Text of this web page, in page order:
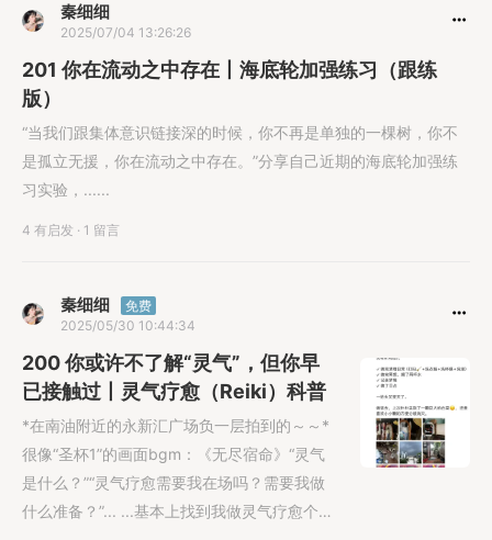
秦细细
2025/07/04 13:26:26
201 你在流动之中存在丨海底轮加强练习（跟练
版）
“当我们跟集体意识链接深的时候，你不再是单独的一棵树，你不
是孤立无援，你在流动之中存在。”分享自己近期的海底轮加强练
习实验，......
4 有启发 · 1 留言
秦细细
免费
2025/05/30 10:44:34
200 你或许不了解“灵气”，但你早
已接触过丨灵气疗愈（Reiki）科普
*在南油附近的永新汇广场负一层拍到的～～*
很像“圣杯1”的画面bgm：《无尽宿命》“灵气
是什么？”“灵气疗愈需要我在场吗？需要我做
什么准备？”... ...基本上找到我做灵气疗愈个案